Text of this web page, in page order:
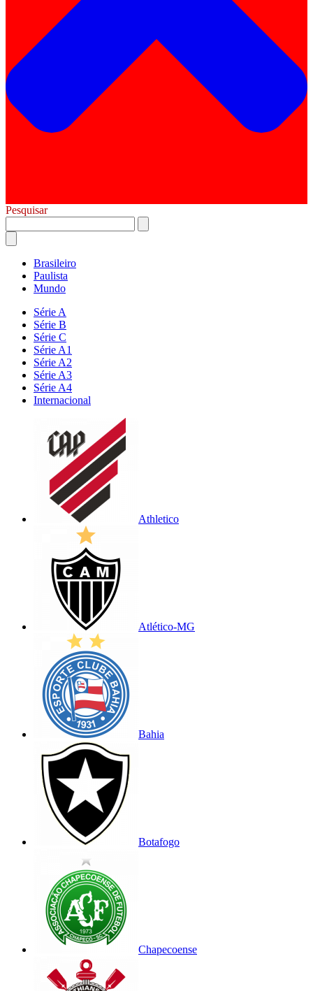
Pesquisar
Brasileiro
Paulista
Mundo
Série A
Série B
Série C
Série A1
Série A2
Série A3
Série A4
Internacional
Athletico
Atlético-MG
Bahia
Botafogo
Chapecoense